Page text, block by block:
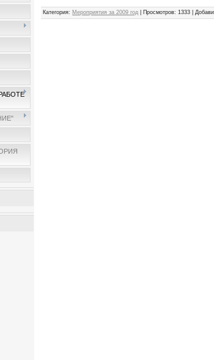
Категория: Мероприятия за 2009 год Просмотров: 1333 |